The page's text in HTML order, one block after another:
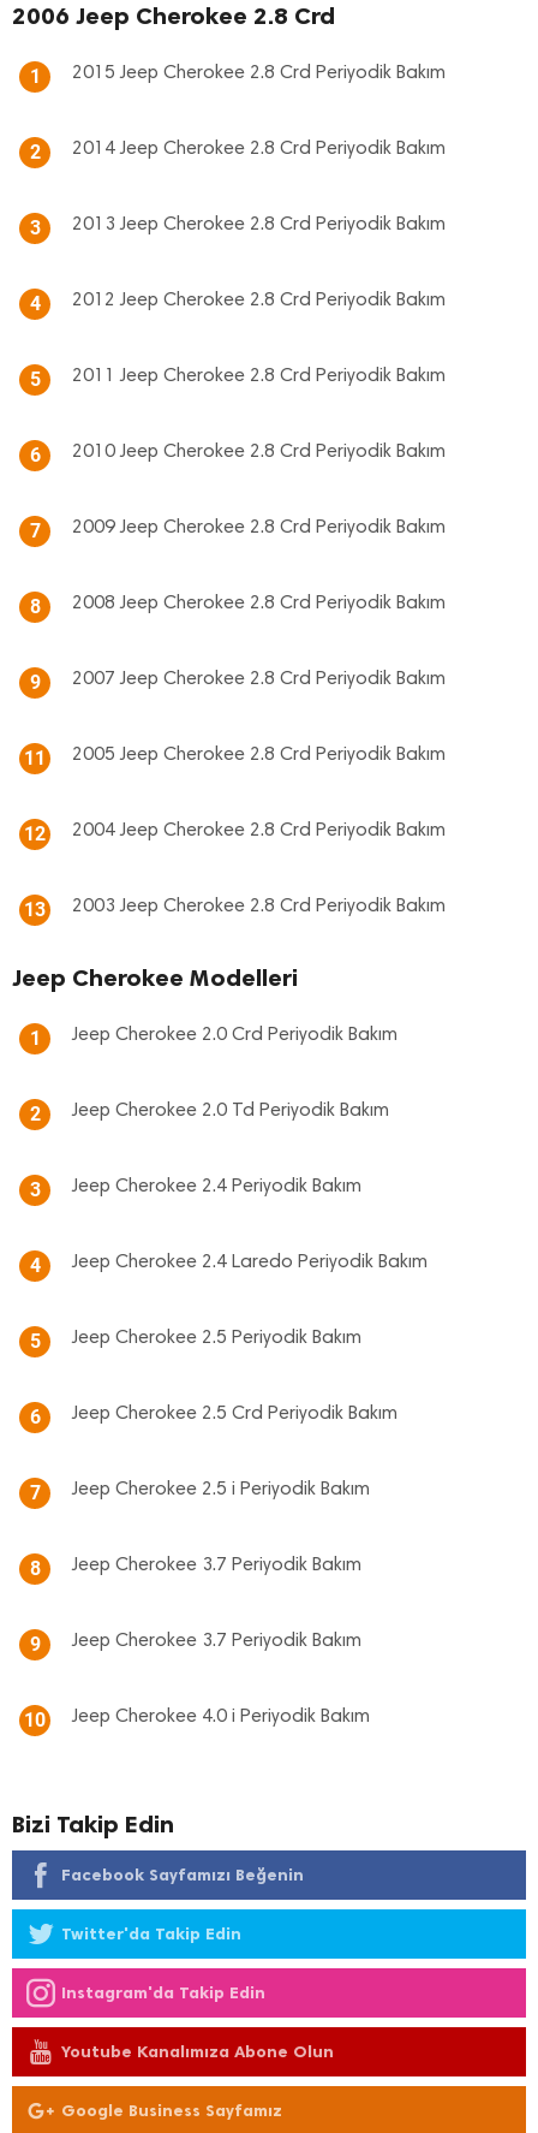
2006 Jeep Cherokee 2.8 Crd
1 2015 Jeep Cherokee 2.8 Crd Periyodik Bakım
2 2014 Jeep Cherokee 2.8 Crd Periyodik Bakım
3 2013 Jeep Cherokee 2.8 Crd Periyodik Bakım
4 2012 Jeep Cherokee 2.8 Crd Periyodik Bakım
5 2011 Jeep Cherokee 2.8 Crd Periyodik Bakım
6 2010 Jeep Cherokee 2.8 Crd Periyodik Bakım
7 2009 Jeep Cherokee 2.8 Crd Periyodik Bakım
8 2008 Jeep Cherokee 2.8 Crd Periyodik Bakım
9 2007 Jeep Cherokee 2.8 Crd Periyodik Bakım
11 2005 Jeep Cherokee 2.8 Crd Periyodik Bakım
12 2004 Jeep Cherokee 2.8 Crd Periyodik Bakım
13 2003 Jeep Cherokee 2.8 Crd Periyodik Bakım
Jeep Cherokee Modelleri
1 Jeep Cherokee 2.0 Crd Periyodik Bakım
2 Jeep Cherokee 2.0 Td Periyodik Bakım
3 Jeep Cherokee 2.4 Periyodik Bakım
4 Jeep Cherokee 2.4 Laredo Periyodik Bakım
5 Jeep Cherokee 2.5 Periyodik Bakım
6 Jeep Cherokee 2.5 Crd Periyodik Bakım
7 Jeep Cherokee 2.5 i Periyodik Bakım
8 Jeep Cherokee 3.7 Periyodik Bakım
9 Jeep Cherokee 3.7 Periyodik Bakım
10 Jeep Cherokee 4.0 i Periyodik Bakım
Bizi Takip Edin
Facebook Sayfamızı Beğenin
Twitter'da Takip Edin
Instagram'da Takip Edin
Youtube Kanalımıza Abone Olun
Google Business Sayfamız